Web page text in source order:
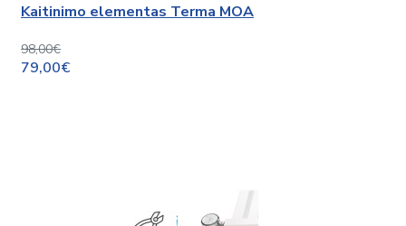
Kaitinimo elementas Terma MOA
98,00€
79,00€